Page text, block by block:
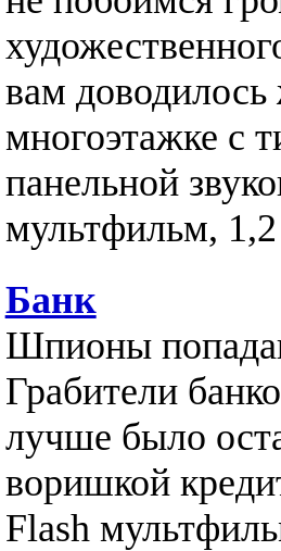
вам
многоэтажке с
панельной
мультфильм,
Банк
Шпионы
Грабители
лучше было
воришкой
Flash